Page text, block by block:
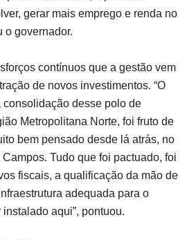
gerar mais emprego e renda no
o governador.
contínuos que a gestão vem
de novos investimentos. “O
consolidação desse polo de
Metropolitana Norte, foi fruto de
bem pensado desde lá atrás, no
Tudo que foi pactuado, foi
fiscais, a qualificação da mão de
adequada para o
aqui”, pontuou.